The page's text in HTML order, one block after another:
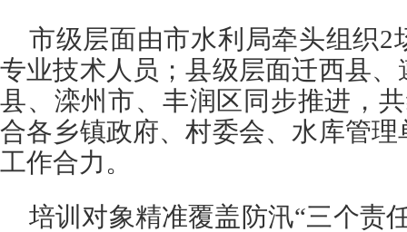
市级层面由市水利局牵头组织2
专业技术人员；县级层面迁西县
县、滦州市、丰润区同步推进，
合各乡镇政府、村委会、水库管
工作合力。
培训对象精准覆盖防汛“三个责